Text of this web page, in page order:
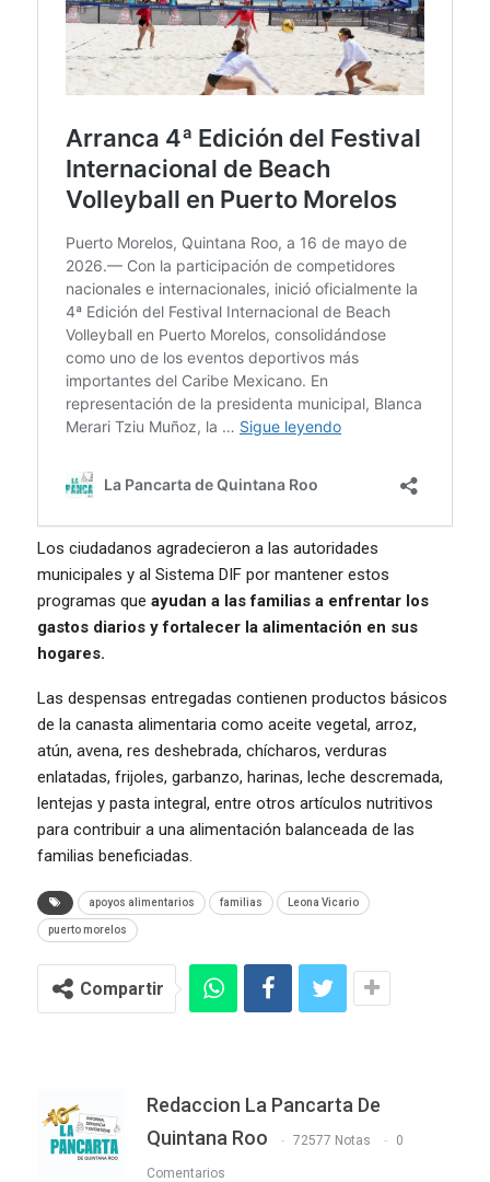
Los ciudadanos agradecieron a las autoridades
municipales y al Sistema DIF por mantener estos
programas que ayudan a las familias a enfrentar los
gastos diarios y fortalecer la alimentación en sus
hogares.
Las despensas entregadas contienen productos básicos
de la canasta alimentaria como aceite vegetal, arroz,
atún, avena, res deshebrada, chícharos, verduras
enlatadas, frijoles, garbanzo, harinas, leche descremada,
lentejas y pasta integral, entre otros artículos nutritivos
para contribuir a una alimentación balanceada de las
familias beneficiadas.
apoyos alimentarios familias Leona Vicario
puerto morelos
Compartir
Redaccion La Pancarta De
Quintana Roo
72577 Notas 0
Comentarios